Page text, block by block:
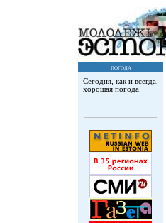
погода
Сегодня, как и всегда,
хорошая погода.